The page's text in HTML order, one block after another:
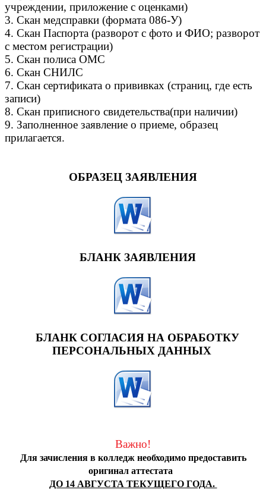
учреждении, приложение с оценками)
3. Скан медсправки (формата 086-У)
4. Скан Паспорта (разворот с фото и ФИО; разворот
с местом регистрации)
5. Скан полиса ОМС
6. Скан СНИЛС
7. Скан сертификата о прививках (страниц, где есть
записи)
8. Скан приписного свидетельства(при наличии)
9. Заполненное заявление о приеме, образец
прилагается.
ОБРАЗЕЦ ЗАЯВЛЕНИЯ
БЛАНК ЗАЯВЛЕНИЯ
БЛАНК СОГЛАСИЯ НА ОБРАБОТКУ
ПЕРСОНАЛЬНЫХ ДАННЫХ
Важно!
Для зачисления в колледж необходимо предоставить
оригинал аттестата
ДО 14 АВГУСТА ТЕКУЩЕГО ГОДА.